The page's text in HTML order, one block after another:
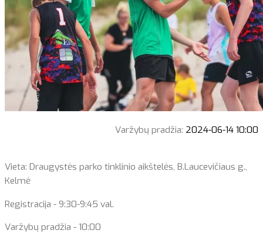
Varžybų pradžia: 2024-06-14 10:00
Vieta: Draugystės parko tinklinio aikštelės, B.Laucevičiaus g.,
Kelmė
Registracija - 9:30-9:45 val.
Varžybų pradžia - 10:00